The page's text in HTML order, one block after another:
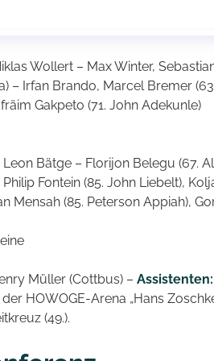
Wollert – Max Winter,
– Irfan Brando, Marcel Bremer
Gakpeto (71. John Adekunle)
Leon Bätge – Florijon Belegu (67.
Fontein (85. John Liebelt),
Mensah (85. Peterson Appiah),
Müller (Cottbus) – Assistenten:
der HOWOGE-Arena „Hans
(49.).